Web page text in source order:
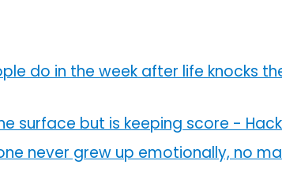
do in the week after life knocks
surface but is keeping score -
never grew up emotionally, no